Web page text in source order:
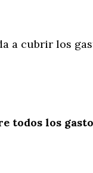
a cubrir los
todos los